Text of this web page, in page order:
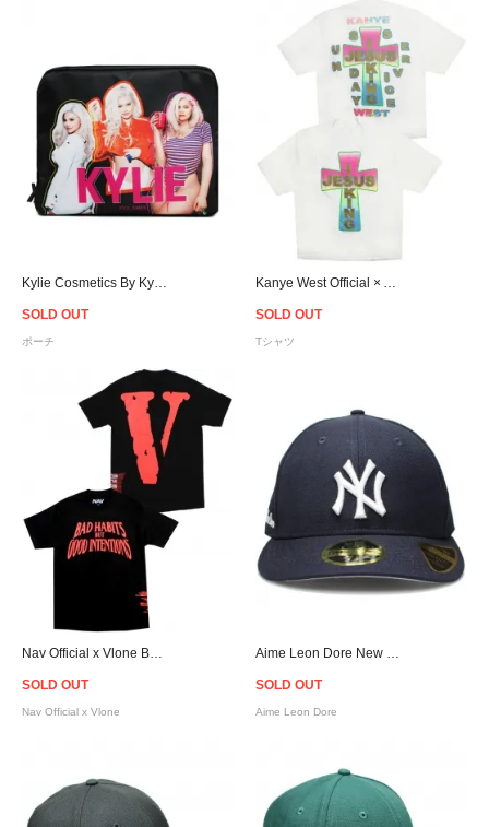
SOLD OUT
ポーチ
SOLD OUT
Tシャツ
SOLD OUT
Nav Official x Vlone
SOLD OUT
Aime Leon Dore